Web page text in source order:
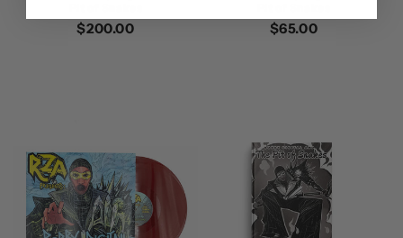
정
$200.00
정
$65.00